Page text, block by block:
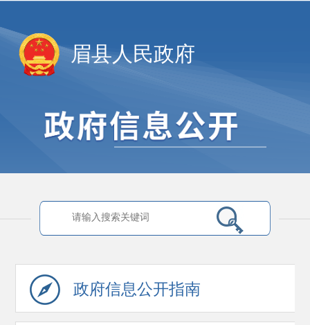
眉县人民政府
政府信息公开指南